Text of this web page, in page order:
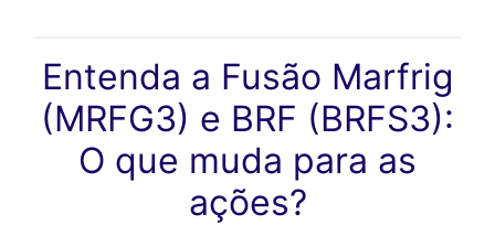
Entenda a Fusão Marfrig
(MRFG3) e BRF (BRFS3):
O que muda para as
ações?